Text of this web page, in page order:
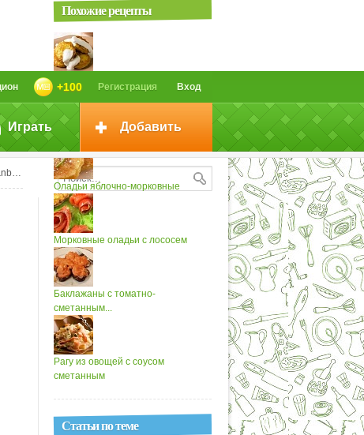
Вход
Регистрация
+100
Играть Добавить
Похожие рецепты
Морковные оладьи
Оладьи яблочно-морковные
Морковные оладьи с лососем
Баклажаны с томатно-
сметанным...
Рагу из овощей с соусом
сметанным
Статьи по теме